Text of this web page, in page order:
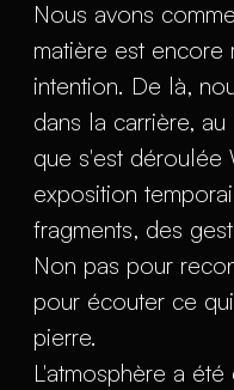
Nous avons
matière est
intention. De là,
dans la carrière,
que s'est déroulée
exposition
fragments, des
Non pas pour
pour écouter ce
pierre.
L'atmosphère a